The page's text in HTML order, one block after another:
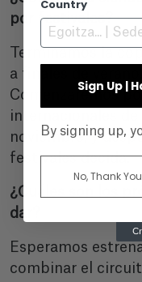
por festivales?
Terminamos la
a finales de
Comenzaremos
internacionales de
noviembre, y
festivales decida.
¿Cuáles son los
dar?
Esperamos
combinar el
Country
Sign Up |
By signing up,
No, Thank